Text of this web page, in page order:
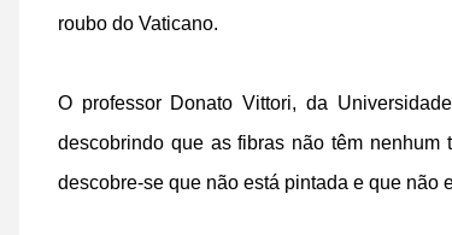
roubo do Vaticano.
O professor Donato Vittori, da
descobrindo que as fibras não têm
descobre-se que não está pintada e que não